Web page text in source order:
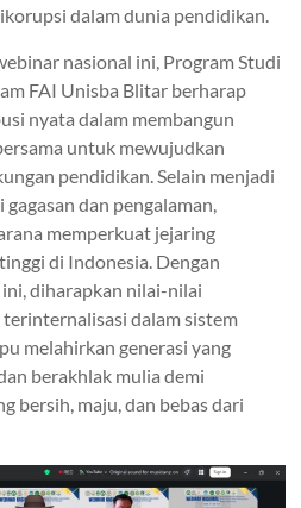
dalam dunia pendidikan.
nasional ini, Program Studi
FAI Unisba Blitar berharap
nyata dalam membangun
untuk mewujudkan
pendidikan. Selain menjadi
dan pengalaman,
memperkuat jejaring
di Indonesia. Dengan
diharapkan nilai-nilai
dalam sistem
melahirkan generasi yang
berakhlak mulia demi
bersih, maju, dan bebas dari